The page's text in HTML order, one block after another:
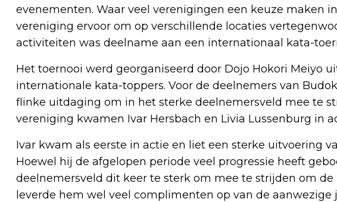
evenementen. Waar veel verenigingen een keuze maken
vereniging ervoor om op verschillende locaties
activiteiten was deelname aan een internationaal kata-
Het toernooi werd georganiseerd door Dojo Hokori Meiyo
internationale kata-toppers. Voor de deelnemers van
flinke uitdaging om in het sterke deelnemersveld mee te
vereniging kwamen Ivar Hersbach en Livia Lussenburg in
Ivar kwam als eerste in actie en liet een sterke uitvoering
Hoewel hij de afgelopen periode veel progressie heeft
deelnemersveld dit keer te sterk om mee te strijden om
leverde hem wel veel complimenten op van de aanwezige